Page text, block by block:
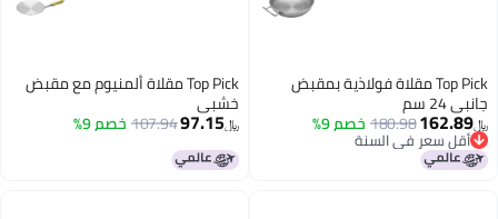
Top Pick مقلاة فولاذية بمقبض
جانبي 24 سم
﷼‏162.89
180.98خصم 9%
أقل سعر في السنة
أقل سعر في السنة
Top Pick مقلاة ألمنيوم مع مقبض
خشبي
﷼‏97.15
107.94خصم 9%